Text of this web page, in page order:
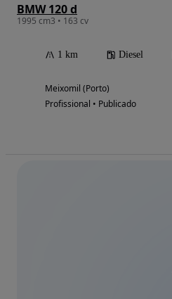
BMW 120 d
1995 cm3 • 163 cv
1 km Diesel
Meixomil (Porto)
Profissional • Publicado